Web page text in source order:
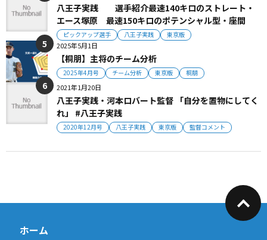
八王子実践 選手紹介最速140キロのストレート・
エース塚原 最速150キロのポテンシャル型・座間
ピックアップ選手 八王子実践 東京版
2025年5月1日
【桐朋】主将のチーム分析
2025年4月号 チーム分析 東京版 桐朋
2021年1月20日
八王子実践・河本ロバート監督 「自分を置物にしてく
れ」 #八王子実践
2020年12月号 八王子実践 東京版 監督コメント
ホーム